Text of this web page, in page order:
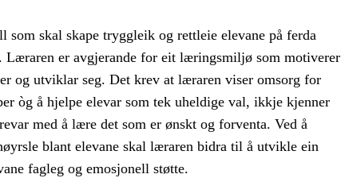
skal skape tryggleik og rettleie elevane på ferda
Læraren er avgjerande for eit læringsmiljø som motiverer
og utviklar seg. Det krev at læraren viser omsorg for
òg å hjelpe elevar som tek uheldige val, ikkje kjenner
med å lære det som er ønskt og forventa. Ved å
blant elevane skal læraren bidra til å utvikle ein
fagleg og emosjonell støtte.